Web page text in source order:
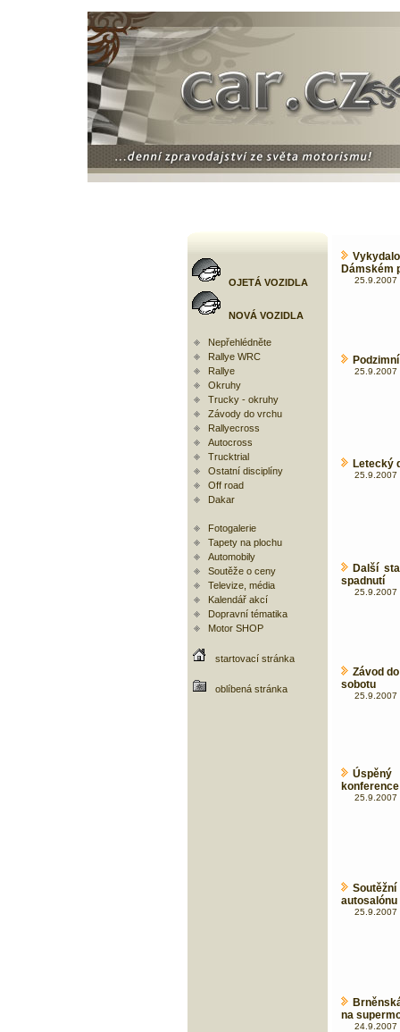
OJETÁ VOZIDLA
NOVÁ VOZIDLA
Nepřehlédněte
Rallye WRC
Rallye
Okruhy
Trucky - okruhy
Závody do vrchu
Rallyecross
Autocross
Trucktrial
Ostatní disciplíny
Off road
Dakar
Fotogalerie
Tapety na plochu
Automobily
Soutěže o ceny
Televize, média
Kalendář akcí
Dopravní tématika
Motor SHOP
startovací stránka
oblíbená stránka
Dámském
25.9.2007
25.9.2007
Letecký
25.9.2007
Další
spadnutí
25.9.2007
Závod
sobotu
25.9.2007
25.9.2007
autosalónu
25.9.2007
na
24.9.2007